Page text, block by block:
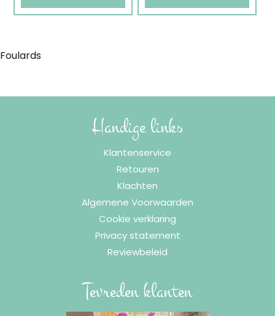
€39.95
de
de
Foulards
Handige links
Klantenservice
Retouren
Klachten
Algemene Voorwaarden
Cookie verklaring
Privacy statement
Reviewbeleid
Tevreden klanten